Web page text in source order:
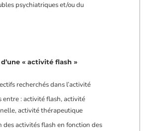
psychiatriques et/ou du
« activité flash »
recherchés dans l’activité
entre : activité flash, activité
activité thérapeutique
activités flash en fonction des